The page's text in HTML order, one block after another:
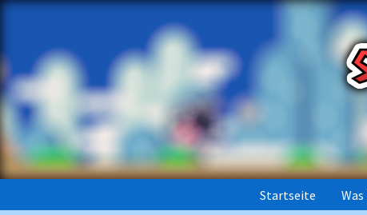
Startseite